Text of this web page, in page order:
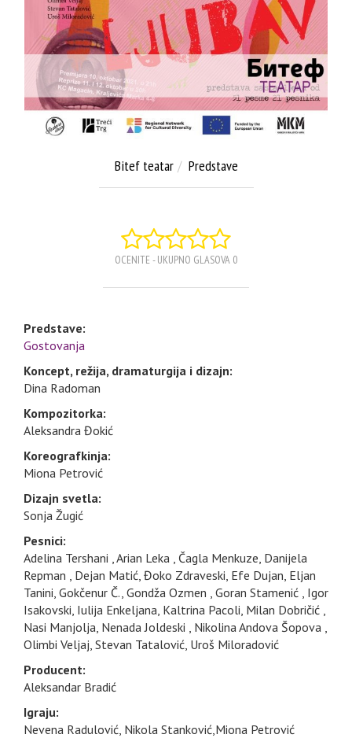
Bitef teatar Predstave
OCENITE - UKUPNO GLASOVA 0
Predstave:
Gostovanja
Koncept, režija, dramaturgija i dizajn:
Dina Radoman
Kompozitorka:
Aleksandra Đokić
Koreografkinja:
Miona Petrović
Dizajn svetla:
Sonja Žugić
Pesnici:
Adelina Tershani , Arian Leka , Čagla Menkuze, Danijela
Repman , Dejan Matić, Đoko Zdraveski, Efe Dujan, Eljan
Tanini, Gokčenur Č., Gondža Ozmen , Goran Stamenić , Igor
Isakovski, Iulija Enkeljana, Kaltrina Pacoli, Milan Dobričić ,
Nasi Manjolja, Nenada Joldeski , Nikolina Andova Šopova ,
Olimbi Veljaj, Stevan Tatalović, Uroš Miloradović
Producent:
Aleksandar Bradić
Igraju:
Nevena Radulović, Nikola Stanković,Miona Petrović